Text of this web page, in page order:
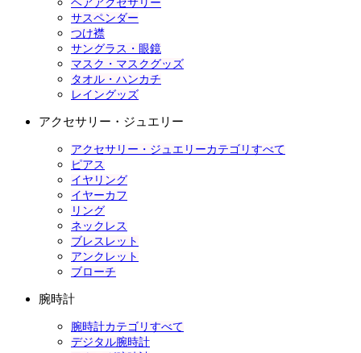
ヘアアクセサリー
サスペンダー
つけ襟
サングラス・眼鏡
マスク・マスクグッズ
タオル・ハンカチ
レイングッズ
アクセサリー・ジュエリー
アクセサリー・ジュエリーカテゴリすべて
ピアス
イヤリング
イヤーカフ
リング
ネックレス
ブレスレット
アンクレット
ブローチ
腕時計
腕時計カテゴリすべて
デジタル腕時計